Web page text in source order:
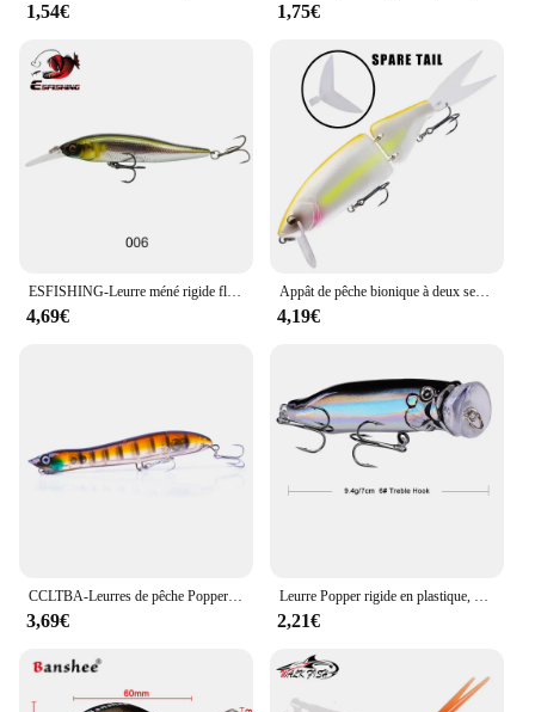
1,54€ 1,75€
ESFISHING-Leurre méné rigide flottant de qualité supérieure, appât Élidéal pour la pêche, 75mm, 7.1g, de 0 à 2.4
4,69€
Appât de pêche bionique à deux sections, leurre de pêche WobJeff, appât de poisson flottant, eau salée de mer, appât de réveil Jetbait Spinnerbait
4,19€
CCLTBA-Leurres de pêche Popper en plastique dur, 12cm, 17.8g, flotteur Snakehead Topwater Popper Bait Walk the Dog Rattle Wobble Bass
3,69€
Leurre Popper rigide en plastique, appât Élidéal pour la pêche en surface, au bar ou à la carpe, 7cm, 9.4g, 1 pièce
2,21€